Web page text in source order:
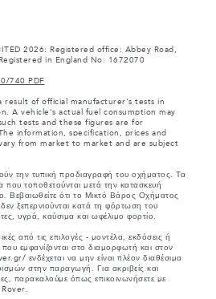
2026: Registered office: Abbey Road,
in England No: 1672070
740 PDF
result of official manufacturer's tests in
A vehicle's actual fuel consumption may
tests and these figures are for
information, specification, prices and
from market to market and are subject
την τυπική προδιαγραφή του οχήματος. Τα
που τοποθετούνται μετά την κατασκευή
Βεβαιωθείτε ότι το Μικτό Βάρος Οχήματος
ξεπερνιούνται κατά τη φόρτωση του
υγρά, καύσιμα και ωφέλιμο φορτίο.
από τις επιλογές - μοντέλα, εκδόσεις ή
που εμφανίζονται στο διαμορφωτή και στον
ενδέχεται να μην είναι πλέον διαθέσιμα
στην παραγωγή. Για ακριβείς και
παρακαλούμε όπως επικοινωνήσετε με
Rover.